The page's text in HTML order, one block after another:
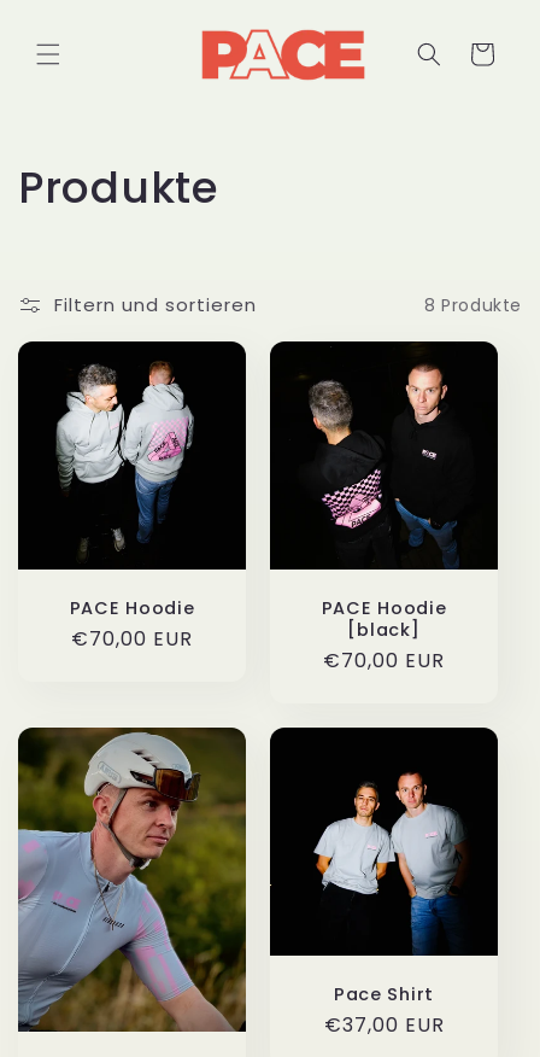
Inhalt
Warenkorb
K
t
e
i
Produkte
Filtern und sortieren 8 Produkte
PACE Hoodie
Normaler
€70,00 EUR
PACE Hoodie
[black]
Normaler
€70,00 EUR
Pace Shirt
Normaler
€37,00 EUR